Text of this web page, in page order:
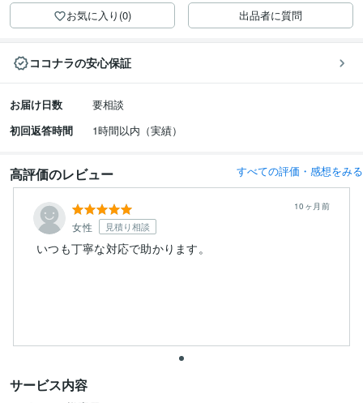
お気に入り(0) 出品者に質問
ココナラの安心保証
お届け日数
要相談
初回返答時間
1時間以内（実績）
高評価のレビュー すべての評価・感想をみる
女性 見積り相談
10ヶ月前
いつも丁寧な対応で助かります。
サービス内容